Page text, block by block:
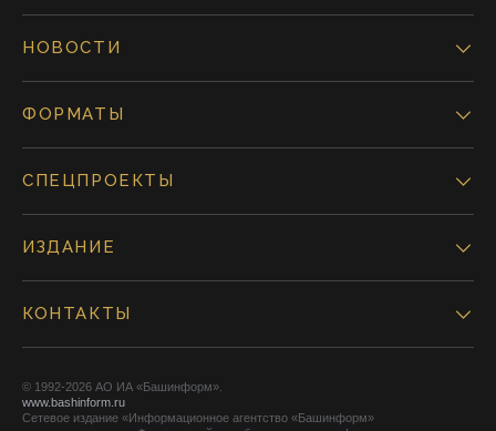
НОВОСТИ
ФОРМАТЫ
СПЕЦПРОЕКТЫ
ИЗДАНИЕ
КОНТАКТЫ
© 1992-2026 АО ИА «Башинформ».
www.bashinform.ru
Сетевое издание «Информационное агентство «Башинформ»